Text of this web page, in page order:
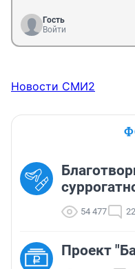
Гость
Войти
Новости СМИ2
54 477
Проект